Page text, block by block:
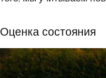
Оценка состояния